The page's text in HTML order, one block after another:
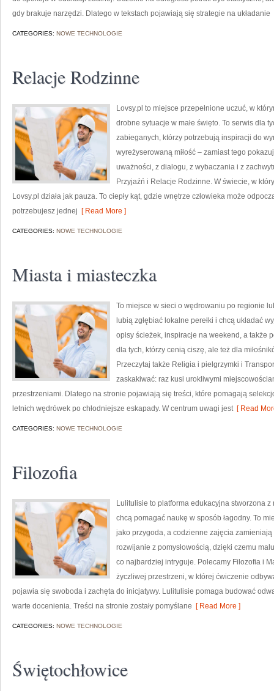
gdy brakuje narzędzi. Dlatego w tekstach pojawiają się strategie na układanie
CATEGORIES: NOWE TECHNOLOGIE
Relacje Rodzinne
Lovsy.pl to miejsce przepełnione uczuć, w
drobne sytuacje w małe święto. To serwis dla
zabieganych, którzy potrzebują inspiracji do
wyreżyserowaną miłość – zamiast tego
uważności, z dialogu, z wybaczania i z
Przyjaźń i Relacje Rodzinne. W świecie, w
Lovsy.pl działa jak pauza. To ciepły kąt, gdzie wnętrze człowieka może
potrzebujesz jednej [ Read More ]
CATEGORIES: NOWE TECHNOLOGIE
Miasta i miasteczka
To miejsce w sieci o wędrowaniu po regionie
lubią zgłębiać lokalne perełki i chcą układać
opisy ścieżek, inspiracje na weekend, a także
dla tych, którzy cenią ciszę, ale też dla
Przeczytaj także Religia i pielgrzymki i
zaskakiwać: raz kusi urokliwymi
przestrzeniami. Dlatego na stronie pojawiają się treści, które pomagają
letnich wędrówek po chłodniejsze eskapady. W centrum uwagi jest[ Read
CATEGORIES: NOWE TECHNOLOGIE
Filozofia
Lulitulisie to platforma edukacyjna stworzona
chcą pomagać naukę w sposób łagodny. To
jako przygoda, a codzienne zajęcia
rozwijanie z pomysłowością, dzięki czemu
co najbardziej intryguje. Polecamy Filozofia i
życzliwej przestrzeni, w której ćwiczenie
pojawia się swoboda i zachęta do inicjatywy. Lulitulisie pomaga budować
warte docenienia. Treści na stronie zostały pomyślane [ Read More ]
CATEGORIES: NOWE TECHNOLOGIE
Świętochłowice